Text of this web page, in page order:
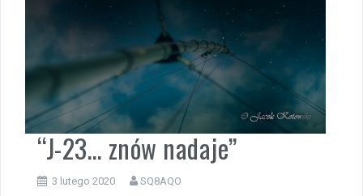
“J-23… znów nadaje”
3 lutego 2020 SQ8AQO